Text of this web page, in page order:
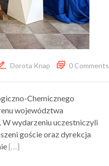
Dorota Knap 0 Comments
Chemicznego
województwa
wydarzeniu uczestniczyli
goście oraz dyrekcja
[…]